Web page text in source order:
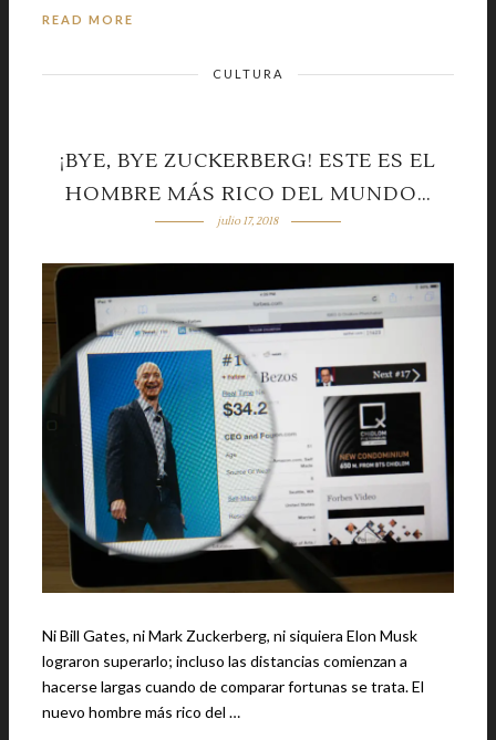
READ MORE
CULTURA
¡BYE, BYE ZUCKERBERG! ESTE ES EL
HOMBRE MÁS RICO DEL MUNDO…
julio 17, 2018
Ni Bill Gates, ni Mark Zuckerberg, ni siquiera Elon Musk
lograron superarlo; incluso las distancias comienzan a
hacerse largas cuando de comparar fortunas se trata. El
nuevo hombre más rico del …